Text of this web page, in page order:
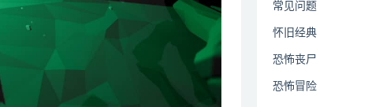
常见问题
怀旧经典
恐怖丧尸
恐怖冒险